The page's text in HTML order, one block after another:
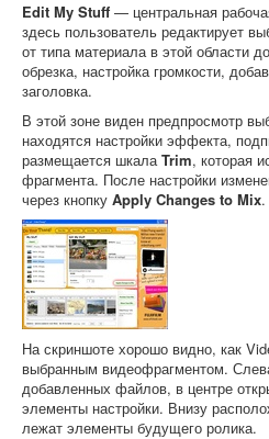
Edit My Stuff — центральная
здесь пользователь редактирует
от типа материала в этой области
обрезка, настройка громкости,
заголовка.
В этой зоне виден предпросмотр
находятся настройки эффекта,
размещается шкалаTrim, которая
фрагмента. После настройки
через кнопку Apply Changes to Mix.
На скриншоте хорошо видно, как
выбранным видеофрагментом.
добавленных файлов, в центре
элементы настройки. Внизу
лежат элементы будущего ролика.